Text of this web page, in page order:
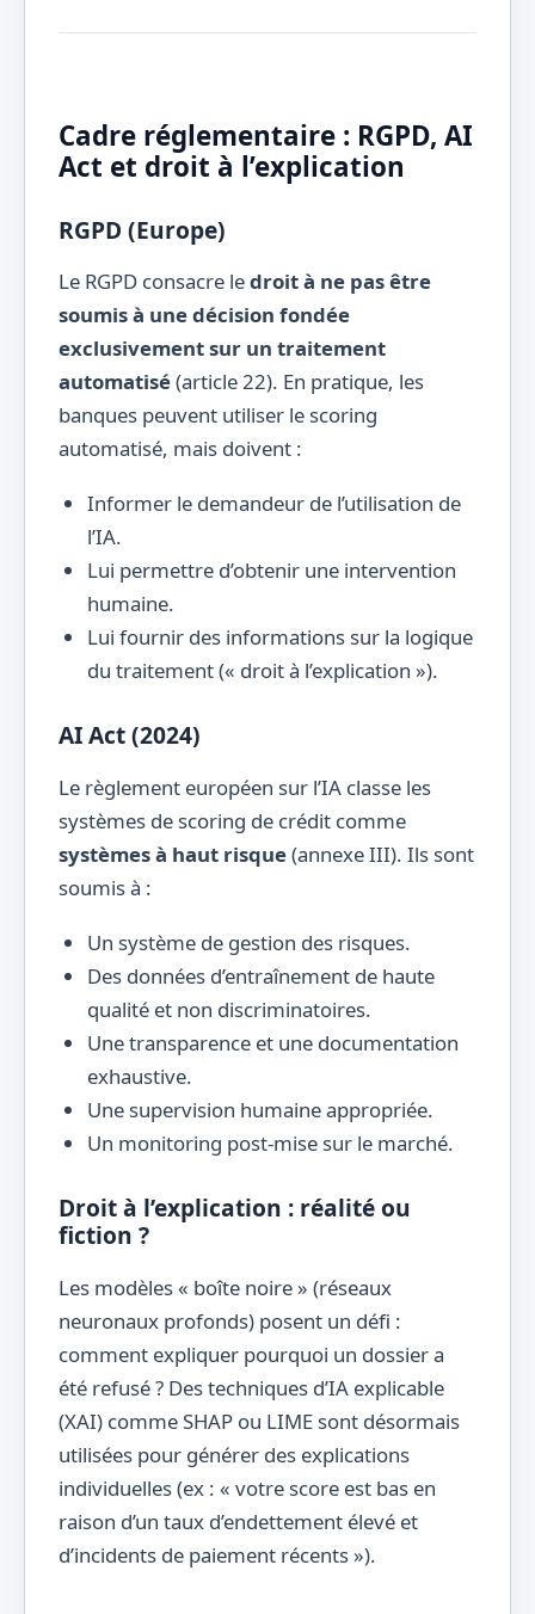
Cadre réglementaire : RGPD, AI
Act et droit à l’explication
RGPD (Europe)
Le RGPD consacre ledroit à ne pas être
soumis à une décision fondée
exclusivement sur un traitement
automatisé(article 22). En pratique, les
banques peuvent utiliser le scoring
automatisé, mais doivent :
Informer le demandeur de l’utilisation de
l’IA.
Lui permettre d’obtenir une intervention
humaine.
Lui fournir des informations sur la logique
du traitement (« droit à l’explication »).
AI Act (2024)
Le règlement européen sur l’IA classe les
systèmes de scoring de crédit comme
systèmes à haut risque(annexe III). Ils sont
soumis à :
Un système de gestion des risques.
Des données d’entraînement de haute
qualité et non discriminatoires.
Une transparence et une documentation
exhaustive.
Une supervision humaine appropriée.
Un monitoring post-mise sur le marché.
Droit à l’explication : réalité ou
fiction ?
Les modèles « boîte noire » (réseaux
neuronaux profonds) posent un défi :
comment expliquer pourquoi un dossier a
été refusé ? Des techniques d’IA explicable
(XAI) comme SHAP ou LIME sont désormais
utilisées pour générer des explications
individuelles (ex : « votre score est bas en
raison d’un taux d’endettement élevé et
d’incidents de paiement récents »).